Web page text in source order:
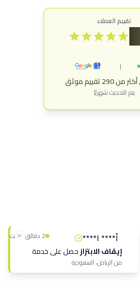
تقييم العملاء
|
290 تقييم موثق
يتم التحديث شهريًا
أ**** ا**** 2 دقائق مضت
إيقاف الابتزازحصل على خدمة
منالرياض، السعودية
×